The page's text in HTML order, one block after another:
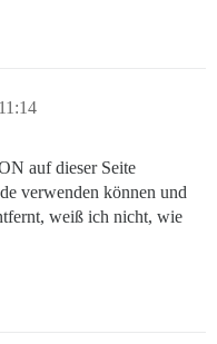
auf dieser Seite
verwenden können und
weiß ich nicht, wie